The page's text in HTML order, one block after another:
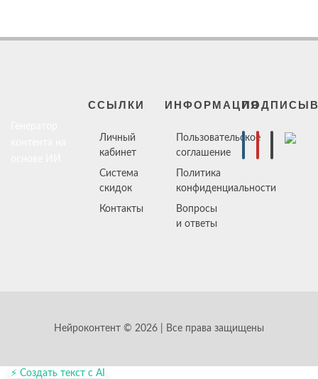
ССЫЛКИ
Личный
кабинет
Система
скидок
Контакты
ИНФОРМАЦИЯ
Пользовательское
соглашение
Политика
конфиденциальности
Вопросы
и ответы
Нейроконтент © 2026 | Все права защищены
⚡ Создать текст с AI